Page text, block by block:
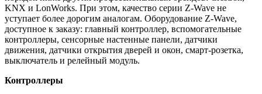
KNX и LonWorks. При этом, качество серии Z-Wave не
уступает более дорогим аналогам. Оборудование Z-Wave,
доступное к заказу: главный контроллер, вспомогательные
контроллеры, сенсорные настенные панели, датчики
движения, датчики открытия дверей и окон, смарт-розетка,
выключатель и релейный модуль.
Контроллеры